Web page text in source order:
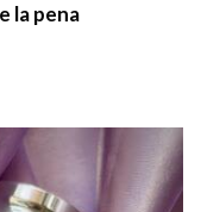
la pena